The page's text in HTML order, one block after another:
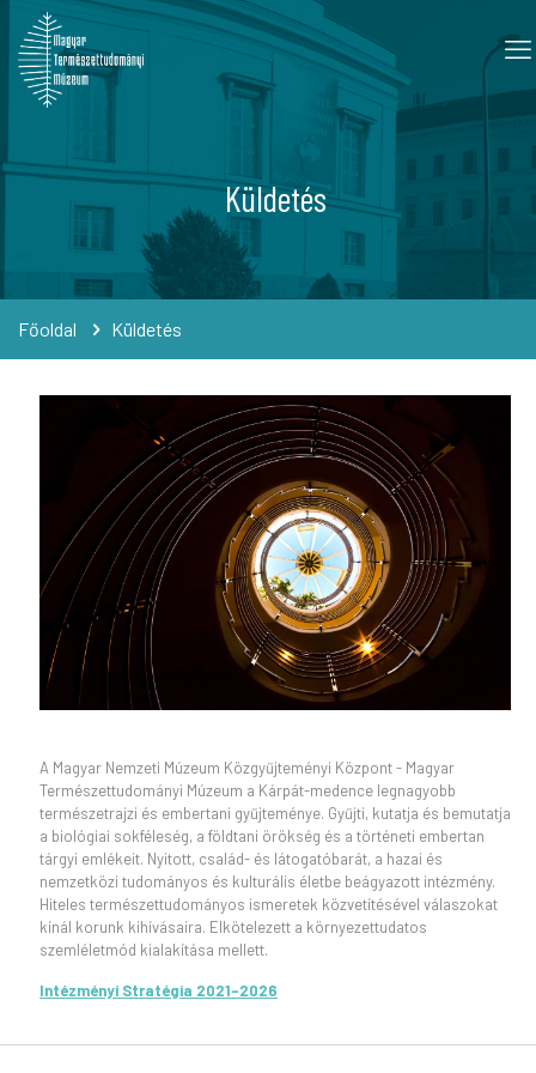
Küldetés
Főoldal Küldetés
A Magyar Nemzeti Múzeum Közgyűjteményi Központ - Magyar
Természettudományi Múzeum a Kárpát-medence legnagyobb
természetrajzi és embertani gyűjteménye. Gyűjti, kutatja és bemutatja
a biológiai sokféleség, a földtani örökség és a történeti embertan
tárgyi emlékeit. Nyitott, család- és látogatóbarát, a hazai és
nemzetközi tudományos és kulturális életbe beágyazott intézmény.
Hiteles természettudományos ismeretek közvetítésével válaszokat
kínál korunk kihívásaira. Elkötelezett a környezettudatos
szemléletmód kialakítása mellett.
Intézményi Stratégia 2021-2026